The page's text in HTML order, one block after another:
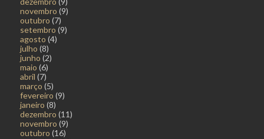
novembro (9)
outubro (7)
setembro (9)
agosto (4)
julho (8)
junho (2)
maio (6)
abril (7)
março (5)
fevereiro (9)
janeiro (8)
dezembro (11)
novembro (9)
outubro (16)